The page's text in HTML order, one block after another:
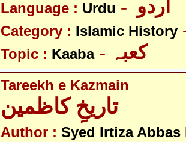
Language : Urdu
Category : Islamic History
Topic : Kaaba - کعبہ
Tareekh e Kazmain
تاریخِ کاظمین
Author : Syed Irtiza Abbas